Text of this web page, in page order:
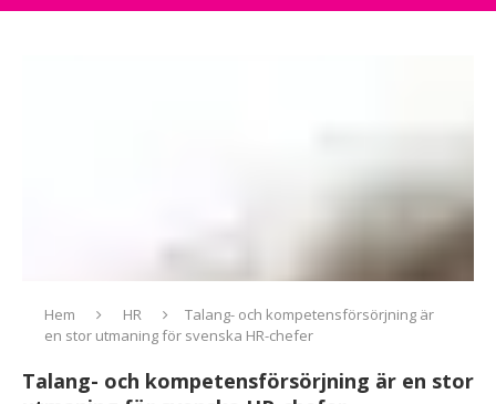
Hem HR
Talang- och kompetensförsörjning är
en stor utmaning för svenska HR-chefer
Talang- och kompetensförsörjning är en stor